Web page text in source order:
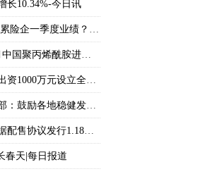
长10.34%-今日讯
当前关注:投资承压拖累险企一季度业绩？公募
海关总署：2026年3月中国聚丙烯酰胺进口量为3
恒勃股份以自有资金出资1000万元设立全资子公
每日聚焦：农业农村部：鼓励各地稳健发展新型
速看：基石药业-B根据配售协议发行1.18亿股新
春天|每日报道